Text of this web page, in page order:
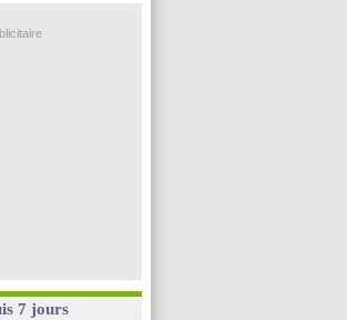
!
7 jours